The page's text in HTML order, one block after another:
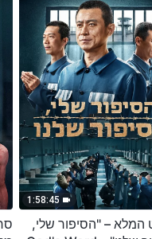
1:58:45
המלא – "הסיפור שלי,